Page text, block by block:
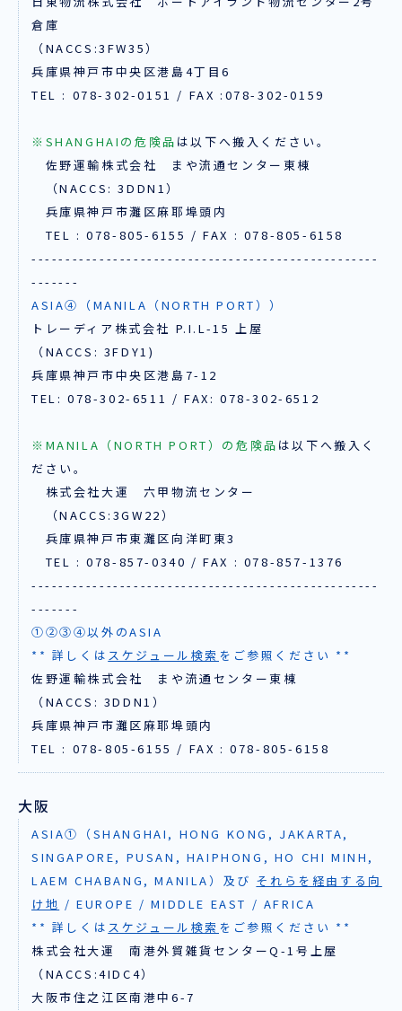
倉庫
（NACCS:3FW35）
兵庫県神戸市中央区港島4丁目6
TEL : 078-302-0151 / FAX :078-302-0159
※SHANGHAIの危険品 は以下へ搬入ください。
佐野運輸株式会社 まや流通センター東棟
（NACCS: 3DDN1）
兵庫県神戸市灘区麻耶埠頭内
TEL : 078-805-6155 / FAX : 078-805-6158
---------------------------------------------------
-------
ASIA④（MANILA（NORTH PORT））
トレーディア株式会社 P.I.L-15 上屋
（NACCS: 3FDY1)
兵庫県神戸市中央区港島7-12
TEL: 078-302-6511 / FAX: 078-302-6512
※MANILA（NORTH PORT）の危険品 は以下へ搬入く
ださい。
株式会社大運 六甲物流センター
（NACCS:3GW22）
兵庫県神戸市東灘区向洋町東3
TEL : 078-857-0340 / FAX : 078-857-1376
---------------------------------------------------
-------
①②③④以外のASIA
** 詳しくは スケジュール検索 をご参照ください **
佐野運輸株式会社 まや流通センター東棟
（NACCS: 3DDN1）
兵庫県神戸市灘区麻耶埠頭内
TEL : 078-805-6155 / FAX : 078-805-6158
大阪
ASIA①（SHANGHAI, HONG KONG, JAKARTA,
SINGAPORE, PUSAN, HAIPHONG, HO CHI MINH,
LAEM CHABANG, MANILA）及び それらを経由する向
け地 / EUROPE / MIDDLE EAST / AFRICA
** 詳しくは スケジュール検索 をご参照ください **
株式会社大運 南港外貿雑貨センターQ-1号上屋
（NACCS:4IDC4）
大阪市住之江区南港中6-7